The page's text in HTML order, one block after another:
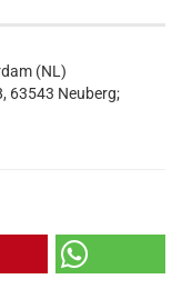
(NL)
63543 Neuberg;